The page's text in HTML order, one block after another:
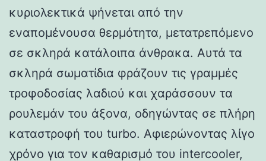
κυριολεκτικά ψήνεται από την
εναπομένουσα θερμότητα, μετατρεπόμενο
σε σκληρά κατάλοιπα άνθρακα. Αυτά τα
σκληρά σωματίδια φράζουν τις γραμμές
τροφοδοσίας λαδιού και χαράσσουν τα
ρουλεμάν του άξονα, οδηγώντας σε πλήρη
καταστροφή του turbo. Αφιερώνοντας λίγο
χρόνο για τον καθαρισμό του intercooler,